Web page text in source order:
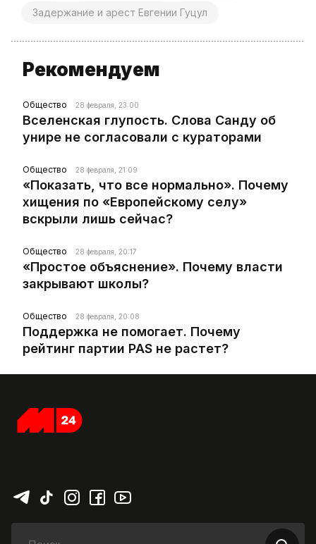
Задержание и арест Евгении Гуцул
Рекомендуем
Общество 28 февраля, 23:00
Вселенская глупость. Слова Санду об
унире не согласовали с кураторами
Общество 28 февраля, 21:09
«Показать, что все нормально». Почему
хищения по «Европейскому селу»
вскрыли лишь сейчас?
Общество 28 февраля, 20:17
«Простое объяснение». Почему власти
закрывают школы?
Общество 28 февраля, 20:08
Поддержка не помогает. Почему
рейтинг партии PAS не растет?